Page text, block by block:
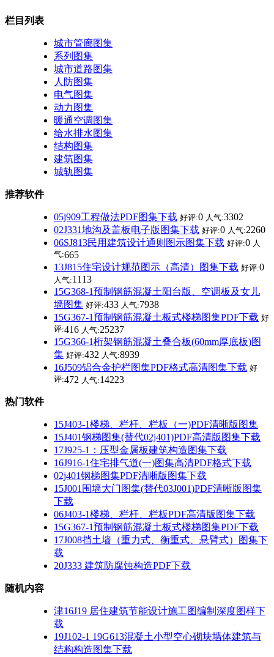
栏目列表
城市管廊图集
系列图集
城市道路图集
人防图集
电气图集
动力图集
暖通空调图集
给水排水图集
结构图集
建筑图集
城轨图集
推荐软件
05j909工程做法PDF图集下载 好评:0 人气:3302
02J331地沟及盖板电子版图集下载 好评:0 人气:2260
06SJ813民用建筑设计通则图示图集下载 好评:0 人
气:665
13J815住宅设计规范图示（高清）图集下载 好评:0
人气:1113
15G368-1预制钢筋混凝土阳台版、空调板及女儿
墙图集 好评:433 人气:7938
15G367-1预制钢筋混凝土板式楼梯图集PDF下载 好
评:416 人气:25237
15G366-1桁架钢筋混凝土叠合板(60mm厚底板)图
集 好评:432 人气:8939
16J509铝合金护栏图集PDF格式高清图集下载 好
评:472 人气:14223
热门软件
15J403-1楼梯、栏杆、栏板（一)PDF清晰版图集
15J401钢梯图集(替代02j401)PDF高清版图集下载
17J925-1：压型金属板建筑构造图集下载
16J916-1住宅排气道(一)图集高清PDF格式下载
02j401钢梯图集PDF清晰版图集下载
15J001围墙大门图集(替代03J001)PDF清晰版图集
下载
06J403-1楼梯、栏杆、栏板PDF高清版图集下载
15G367-1预制钢筋混凝土板式楼梯图集PDF下载
17J008挡土墙（重力式、衡重式、悬臂式）图集下
载
20J333 建筑防腐蚀构造PDF下载
随机内容
津16J19 居住建筑节能设计施工图编制深度图样下
载
19J102-1 19G613混凝土小型空心砌块墙体建筑与
结构构造图集下载